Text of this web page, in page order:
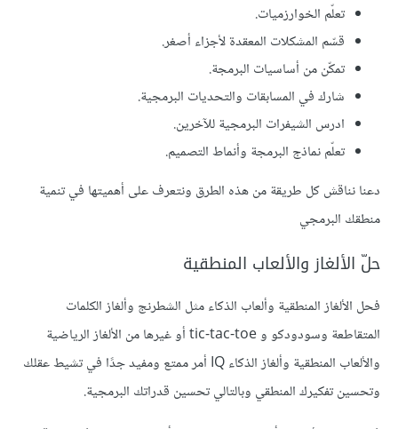
تعلّم الخوارزميات.
قسّم المشكلات المعقدة لأجزاء أصغر.
تمكّن من أساسيات البرمجة.
شارك في المسابقات والتحديات البرمجية.
ادرس الشيفرات البرمجية للآخرين.
تعلّم نماذج البرمجة وأنماط التصميم.
دعنا نناقش كل طريقة من هذه الطرق ونتعرف على أهميتها في تنمية
منطقك البرمجي
حلّ الألغاز والألعاب المنطقية
فحل الألغاز المنطقية وألعاب الذكاء مثل الشطرنج وألغاز الكلمات
المتقاطعة وسودودكو و tic-tac-toe أو غيرها من الألغاز الرياضية
والألعاب المنطقية وألغاز الذكاء IQ أمر ممتع ومفيد جدًا في تشيط عقلك
وتحسين تفكيرك المنطقي وبالتالي تحسين قدراتك البرمجية.